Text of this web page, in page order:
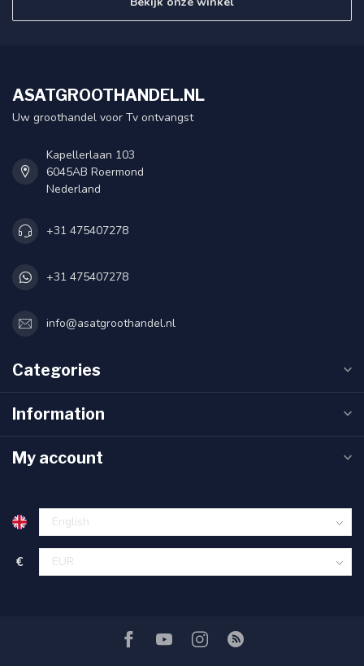
ASATGROOTHANDEL.NL
Uw groothandel voor Tv ontvangst
Kapellerlaan 103
6045AB Roermond
Nederland
+31 475407278
+31 475407278
info@asatgroothandel.nl
Categories
Information
My account
€